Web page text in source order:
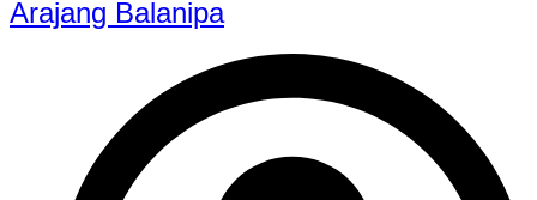
Arajang Balanipa